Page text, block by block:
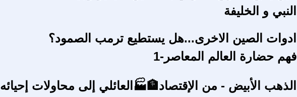
النبي و الخليفة
ادوات الصين الاخرى...هل يستطيع ترمب الصمود؟
فهم حضارة العالم المعاصر-1
الذهب الأبيض - من الإقتصاد🏦🏭العائلي إلى محاولات إحيائه